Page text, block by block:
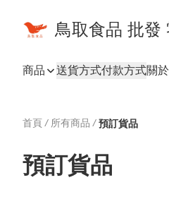
鳥取食品 批發
商品 送貨方式付款方式關
首頁 / 所有商品 / 預訂貨品
預訂貨品